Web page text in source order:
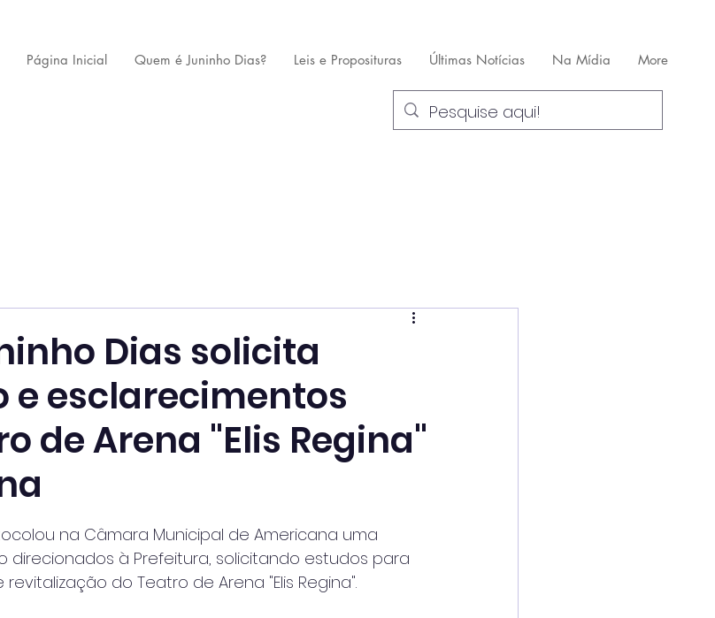
Página Inicial Quem é Juninho Dias? Leis e Proposituras Últimas Notícias Na Mídia More
Dias solicita
e esclarecimentos
de Arena "Elis Regina"
na Câmara Municipal de Americana uma
direcionados à Prefeitura, solicitando estudos para
do Teatro de Arena "Elis Regina".